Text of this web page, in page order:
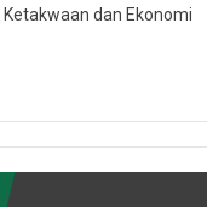
Ketakwaan dan Ekonomi